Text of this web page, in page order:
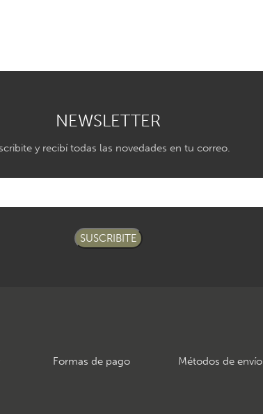
NEWSLETTER
y recibí todas las novedades en tu correo.
SUSCRIBITE
Formas de pago Métodos de envío